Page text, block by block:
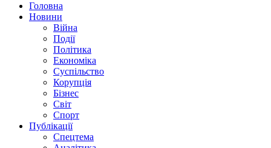
Головна
Новини
Війна
Події
Політика
Економіка
Суспільство
Корупція
Бізнес
Світ
Спорт
Публікації
Спецтема